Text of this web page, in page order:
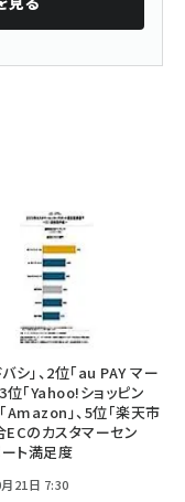
シ」、2位「au PAY マー
3位「Yahoo!ショッピン
「Amazon」、5位「楽天市
ECのカスタマーセン
ト満足度
21日 7:30